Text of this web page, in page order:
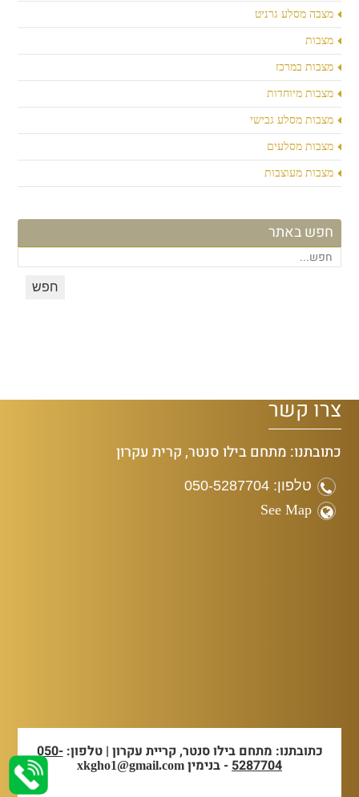
מצבה מסלע גרניט
מצבות
מצבות במרכז
מצבות מיוחדות
מצבות מסלע גבישי
מצבות מסלעים
מצבות מעוצבות
חפש באתר
צרו קשר
כתובתנו: מתחם בילו סנטר, קרית עקרון
טלפון: 050-5287704
See Map
כתובתנו: מתחם בילו סנטר, קריית עקרון | טלפון:050-
5287704- בנימין xkgho1@gmail.com